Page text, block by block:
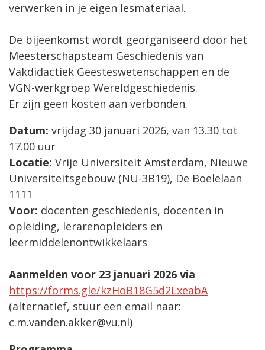
verwerken in je eigen lesmateriaal.
De bijeenkomst wordt georganiseerd door het
Meesterschapsteam Geschiedenis van
Vakdidactiek Geesteswetenschappen en de
VGN-werkgroep Wereldgeschiedenis.
Er zijn geen kosten aan verbonden.
Datum: vrijdag 30 januari 2026, van 13.30 tot
17.00 uur
Locatie: Vrije Universiteit Amsterdam, Nieuwe
Universiteitsgebouw (NU-3B19), De Boelelaan
1111
Voor: docenten geschiedenis, docenten in
opleiding, lerarenopleiders en
leermiddelenontwikkelaars
Aanmelden voor 23 januari 2026 via
https://forms.gle/kzHoB18G5d2LxeabA
(alternatief, stuur een email naar:
c.m.vanden.akker@vu.nl)